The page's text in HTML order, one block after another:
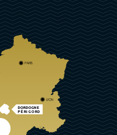
DORDOGNE
PÉRIGORD
PARIS
LYON